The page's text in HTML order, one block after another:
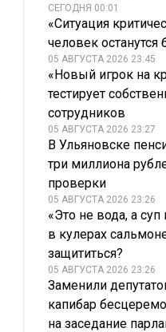
СЕГОДНЯ 00:01
«Ситуация
человек
05 АВГУСТА 2026 23:45
«Новый игрок на
тестирует
сотрудников
05 АВГУСТА 2026 23:27
В Ульяновске
три миллиона
проверки
05 АВГУСТА 2026 23:26
«Это не вода, а
в кулерах
защититься?
05 АВГУСТА 2026 23:26
Заменили
капибар
на заседание